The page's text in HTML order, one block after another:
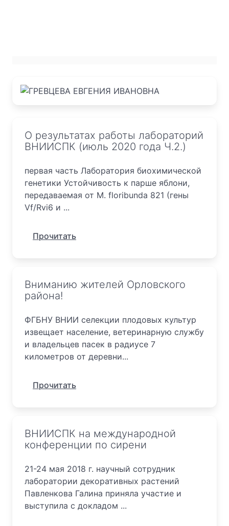
О результатах работы лабораторий
ВНИИСПК (июль 2020 года Ч.2.)
первая часть Лаборатория биохимической
генетики Устойчивость к парше яблони,
передаваемая от M. floribunda 821 (гены
Vf/Rvi6 и ...
Прочитать
Вниманию жителей Орловского
района!
ФГБНУ ВНИИ селекции плодовых культур
извещает население, ветеринарную службу
и владельцев пасек в радиусе 7
километров от деревни...
Прочитать
ВНИИСПК на международной
конференции по сирени
21-24 мая 2018 г. научный сотрудник
лаборатории декоративных растений
Павленкова Галина приняла участие и
выступила с докладом ...